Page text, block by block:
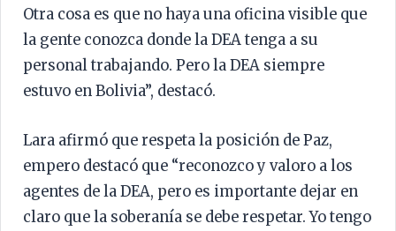
Otra cosa es que no haya una oficina visible que
la gente conozca donde la DEA tenga a su
personal trabajando. Pero la DEA siempre
estuvo en Bolivia”, destacó.
Lara afirmó que respeta la posición de Paz,
empero destacó que “reconozco y valoro a los
agentes de la DEA, pero es importante dejar en
claro que la soberanía se debe respetar. Yo tengo